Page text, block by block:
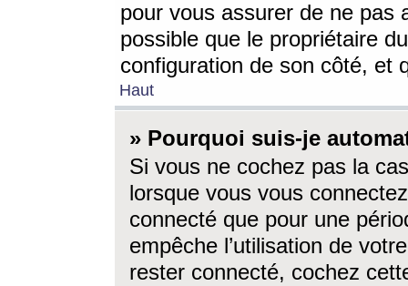
pour vous assurer de ne pas
possible que le propriétaire
configuration de son côté, et
Haut
» Pourquoi suis-je
Si vous ne cochez pas la
lorsque vous vous
connecté que pour une
empêche l’utilisation de
rester connecté, cochez